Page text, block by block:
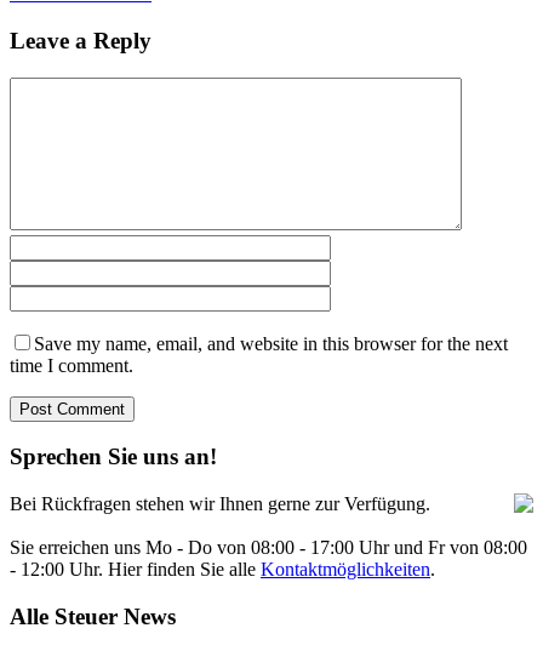
Leave a Reply
Save my name, email, and website in this browser for the next
time I comment.
Sprechen Sie uns an!
Bei Rückfragen stehen wir Ihnen gerne zur Verfügung.
Sie erreichen uns Mo - Do von 08:00 - 17:00 Uhr und Fr von 08:00
- 12:00 Uhr. Hier finden Sie alle Kontaktmöglichkeiten.
Alle Steuer News